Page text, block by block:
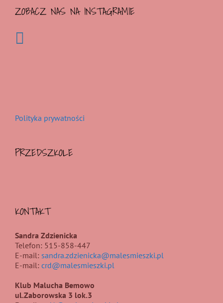
ZOBACZ NAS NA INSTAGRAMIE
Polityka prywatności
PRZEDSZKOLE
KONTAKT
Sandra Zdzienicka
Telefon: 515-858-447
E-mail: sandra.zdzienicka@malesmieszki.pl
E-mail: crd@malesmieszki.pl
Klub Malucha Bemowo
ul.Zaborowska 3 lok.3